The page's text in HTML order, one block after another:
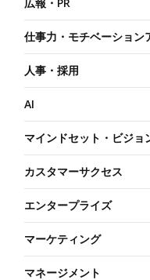
仕事力・モチベーション
人事・採用
AI
マインドセット・ビジョ
カスタマーサクセス
エンタープライズ
マーケティング
マネージメント